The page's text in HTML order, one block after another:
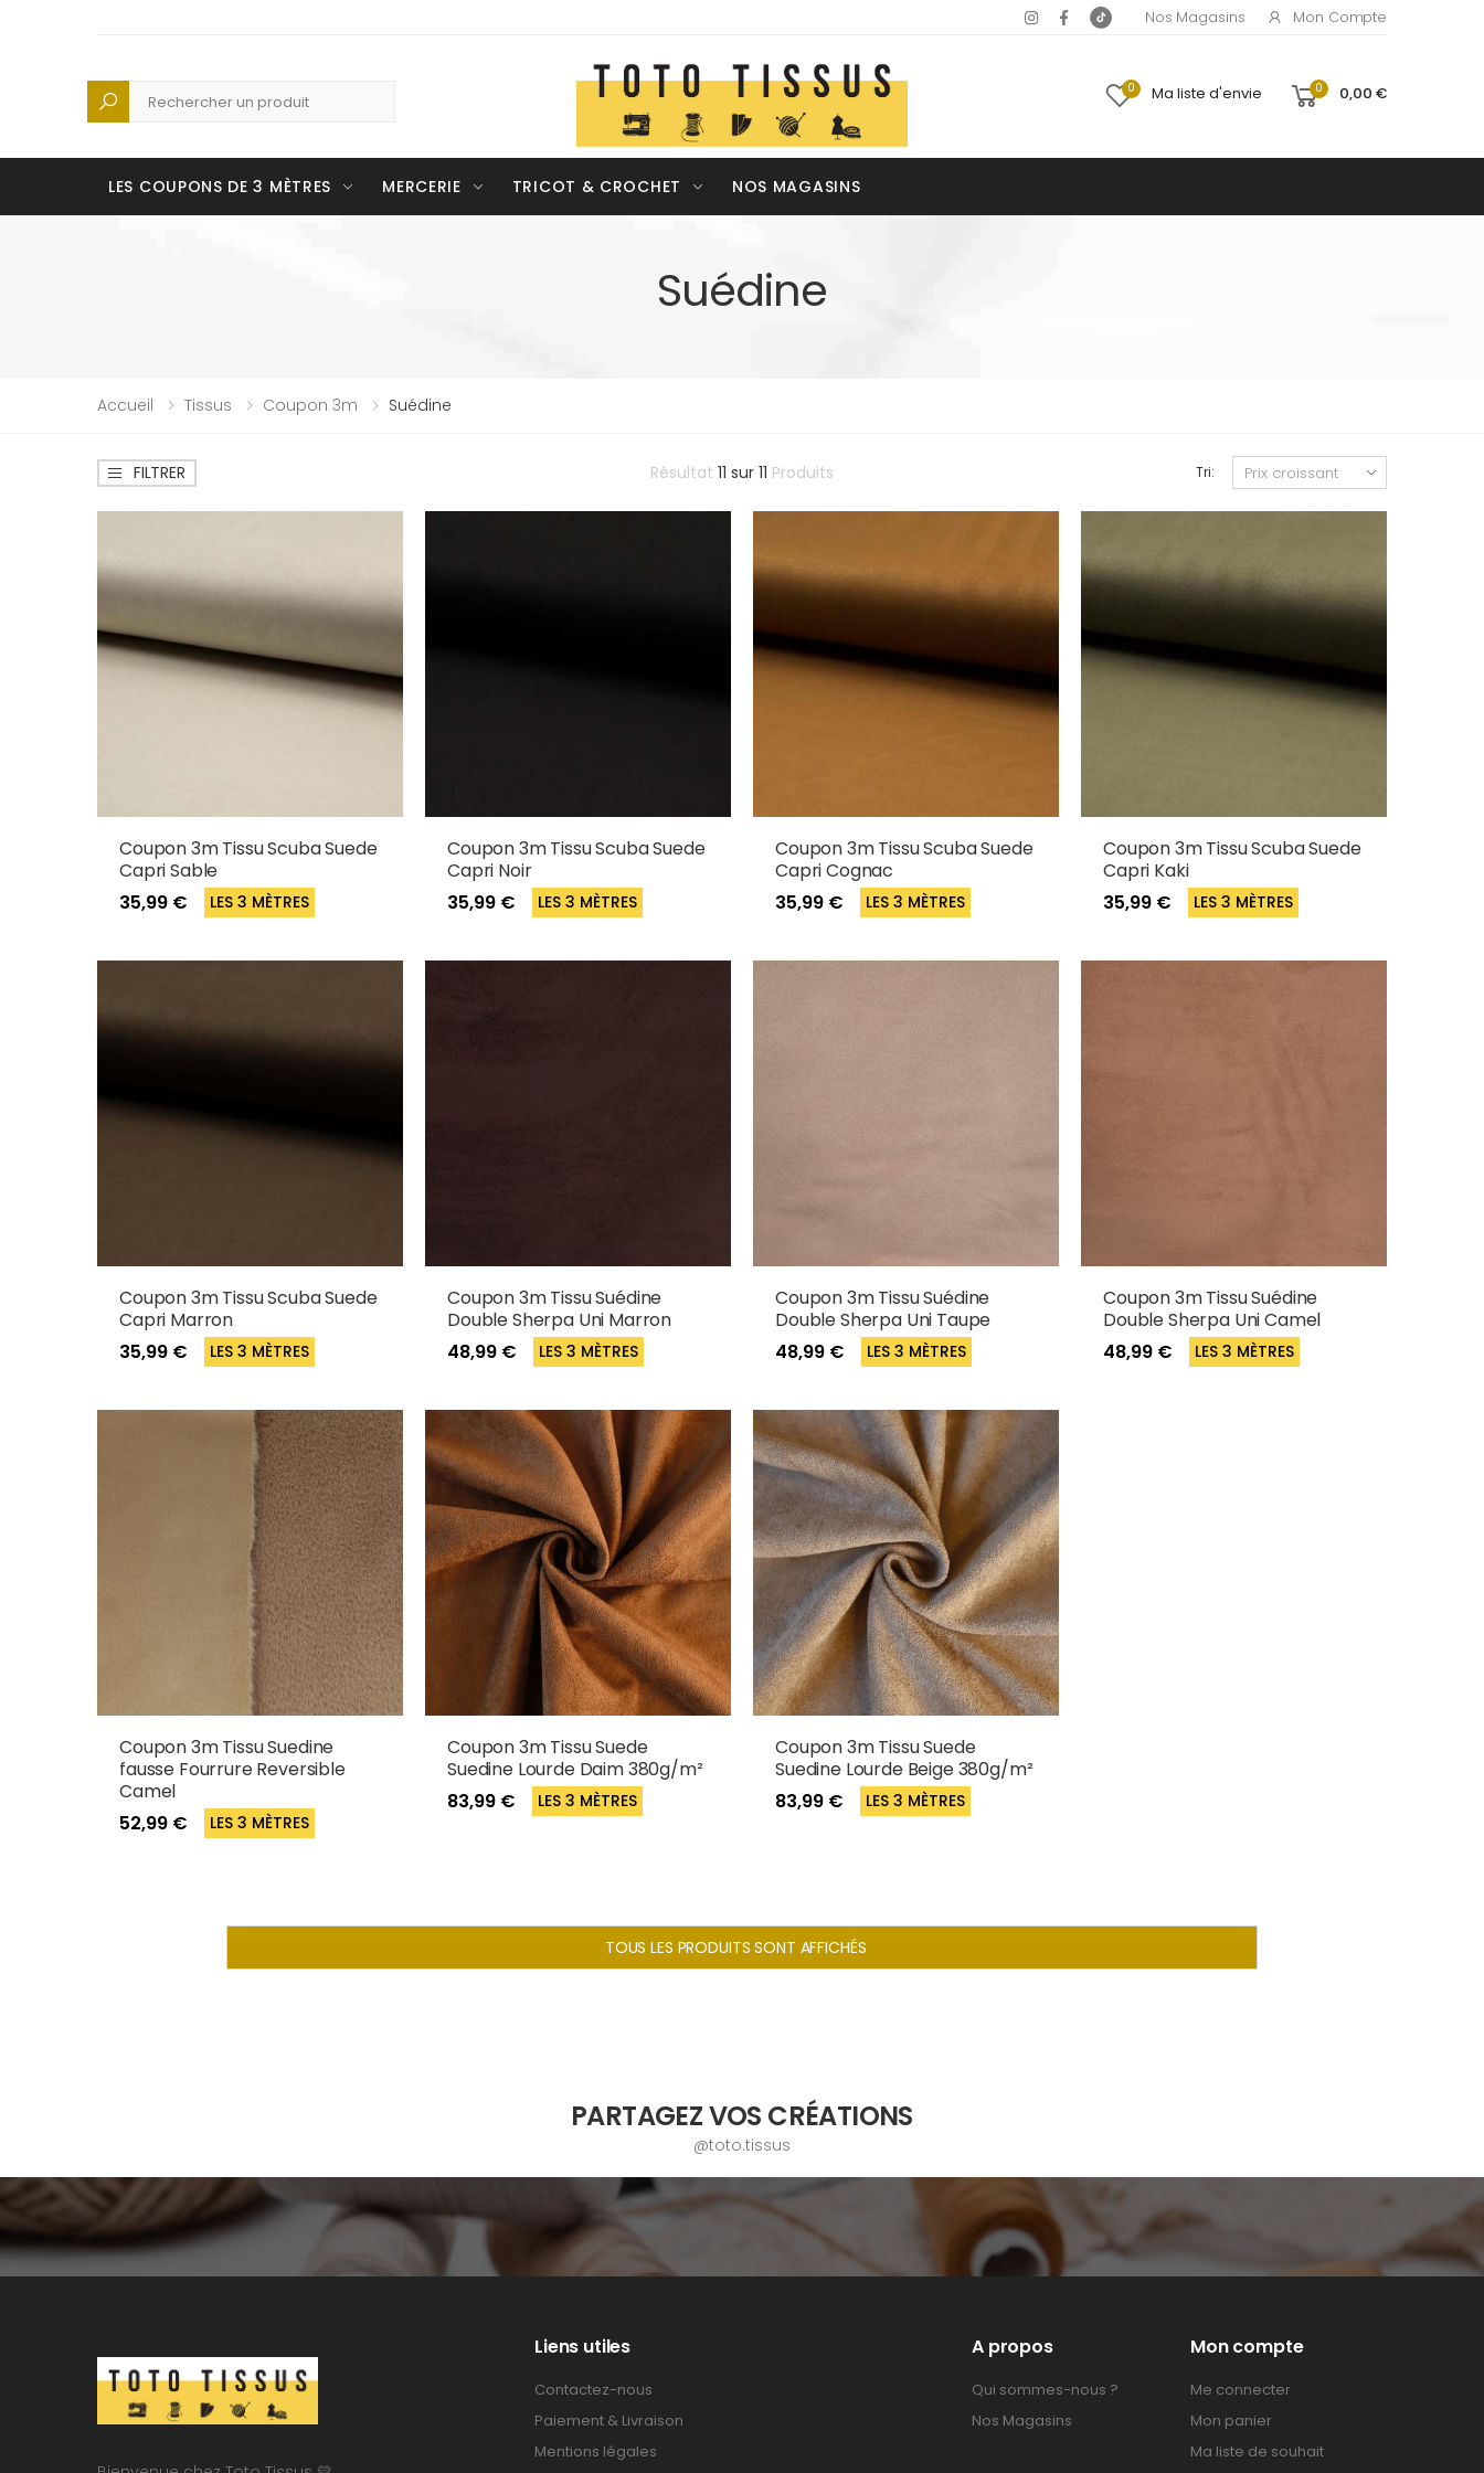
Nos Magasins Mon Compte
Recherche 0 Ma liste d'envie 0 0,00 €
LES COUPONS DE 3 MÈTRES MERCERIE TRICOT & CROCHET NOS MAGASINS
Suédine
Accueil Tissus Coupon 3m Suédine
FILTRER Résultat 11 sur 11 Produits Tri:
Coupon 3m Tissu Scuba Suede
Capri Sable
35,99 €
LES 3 MÈTRES
Coupon 3m Tissu Scuba Suede
Capri Noir
35,99 €
LES 3 MÈTRES
Coupon 3m Tissu Scuba Suede
Capri Cognac
35,99 €
LES 3 MÈTRES
Coupon 3m Tissu Scuba Suede
Capri Kaki
35,99 €
LES 3 MÈTRES
Coupon 3m Tissu Scuba Suede
Capri Marron
35,99 €
LES 3 MÈTRES
Coupon 3m Tissu Suédine
Double Sherpa Uni Marron
48,99 €
LES 3 MÈTRES
Coupon 3m Tissu Suédine
Double Sherpa Uni Taupe
48,99 €
LES 3 MÈTRES
Coupon 3m Tissu Suédine
Double Sherpa Uni Camel
48,99 €
LES 3 MÈTRES
Coupon 3m Tissu Suedine
fausse Fourrure Reversible
Camel
52,99 €
LES 3 MÈTRES
Coupon 3m Tissu Suede
Suedine Lourde Daim 380g/m²
83,99 €
LES 3 MÈTRES
Coupon 3m Tissu Suede
Suedine Lourde Beige 380g/m²
83,99 €
LES 3 MÈTRES
TOUS LES PRODUITS SONT AFFICHÉS
PARTAGEZ VOS CRÉATIONS
@toto.tissus
Liens utiles
Contactez-nous
Paiement & Livraison
Mentions légales
A propos
Qui sommes-nous ?
Nos Magasins
Mon compte
Me connecter
Mon panier
Ma liste de souhait